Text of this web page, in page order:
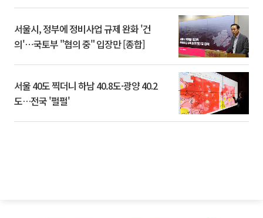
서울시, 정부에 정비사업 규제 완화 '건
의'⋯국토부 "협의 중" 입장만 [종합]
서울 40도 찍더니 하남 40.8도·광양 40.2
도…전국 '펄펄'